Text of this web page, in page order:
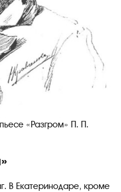
«Разгром» П. П.
В Екатеринодаре, кроме